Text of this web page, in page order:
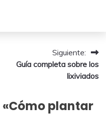
Siguiente:
Guía completa sobre los
lixiviados
Cómo plantar